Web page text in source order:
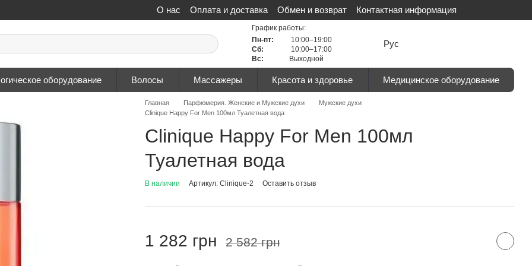
О нас Оплата и доставка Обмен и возврат
Контактная информация
Политика конфиденциальности
Сертификаты Отзывы о магазине
График работы:
Пн-пт:
10:00–19:00
Сб:
10:00–17:00
Вс:
Выходной
Рус
оборудование Волосы Массажеры Красота и здоровье Медицинское оборудование
Главная Парфюмерия. Женские и Мужские духи
Мужские духи
Сlіnіquе Happy For Men 100мл Туалетная вода
Сlіnіquе Happy For Men 100мл
Туалетная вода
В наличии Артикул: Clinique-2 Оставить отзыв
1 282 грн 2 582 грн